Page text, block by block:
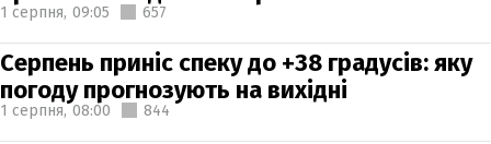
1 серпня, 09:05 657
Серпень приніс спеку до +38 градусів: яку
погоду прогнозують на вихідні
1 серпня, 08:00 844